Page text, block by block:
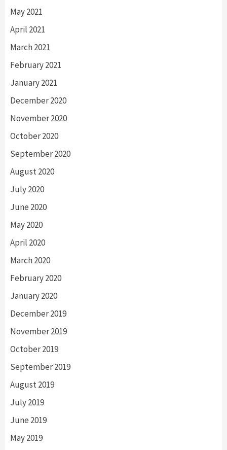
May 2021
April 2021
March 2021
February 2021
January 2021
December 2020
November 2020
October 2020
September 2020
August 2020
July 2020
June 2020
May 2020
April 2020
March 2020
February 2020
January 2020
December 2019
November 2019
October 2019
September 2019
August 2019
July 2019
June 2019
May 2019